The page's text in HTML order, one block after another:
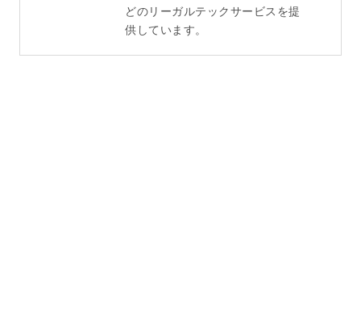
どのリーガルテックサービスを提
供しています。